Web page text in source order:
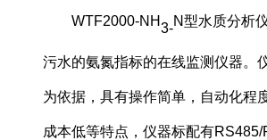
WTF2000-NH3-N型水质分析
污水的氨氮指标的在线监测仪器。
为依据，具有操作简单，自动化程
成本低等特点，仪器标配有